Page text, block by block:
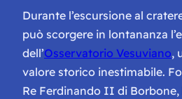
Durante l’escursione al
può scorgere in lontananza
dell’Osservatorio Vesuviano,
valore storico inestimabile.
Re Ferdinando II di Borbone,